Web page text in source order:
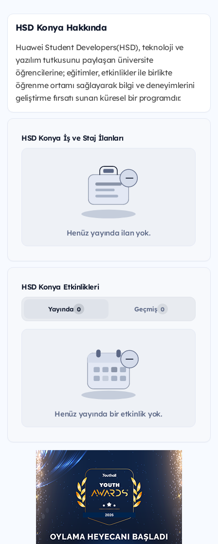
HSD Konya Hakkında
Huawei Student Developers(HSD), teknoloji ve
yazılım tutkusunu paylaşan üniversite
öğrencilerine; eğitimler, etkinlikler ile birlikte
öğrenme ortamı sağlayarak bilgi ve deneyimlerini
geliştirme fırsatı sunan küresel bir programdır.
HSD Konya İş ve Staj İlanları
Henüz yayında ilan yok.
HSD Konya Etkinlikleri
Yayında 0 Geçmiş 0
Henüz yayında bir etkinlik yok.